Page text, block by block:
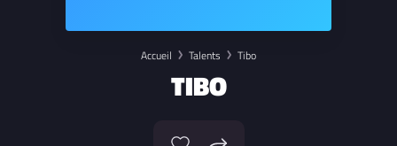
Accueil Talents Tibo
TIBO